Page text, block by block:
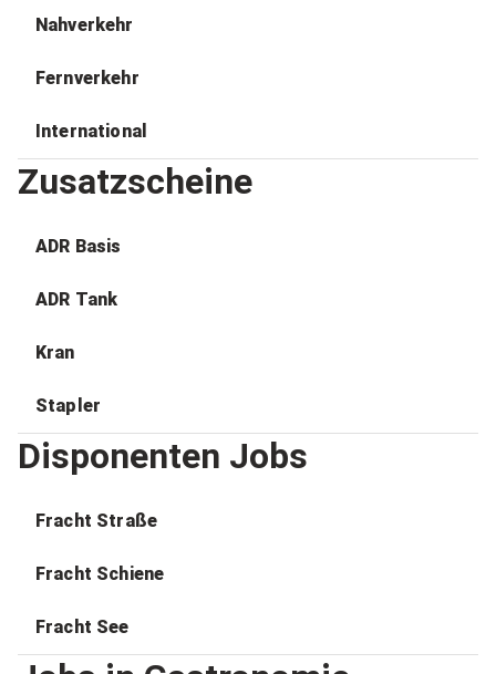
Nahverkehr
Fernverkehr
International
Zusatzscheine
ADR Basis
ADR Tank
Kran
Stapler
Disponenten Jobs
Fracht Straße
Fracht Schiene
Fracht See